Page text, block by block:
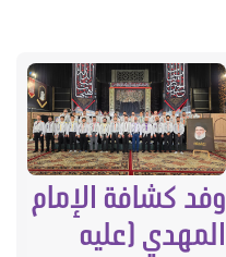
وفد كشافة الإمام
المهدي (عليه